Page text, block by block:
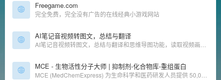
Freegame.com
完全免费，完全没有广告的在线经典小游戏网站
AI笔记音视频转图文，总结与翻译
MCE - 生物活性分子大师 | 抑制剂-化合物库-重组蛋白